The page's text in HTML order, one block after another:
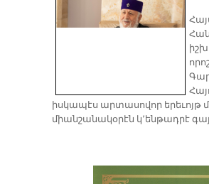
իսկապէս արտասովոր երեւոյթ
միանշանակօրէն կ՚ենթադրէ